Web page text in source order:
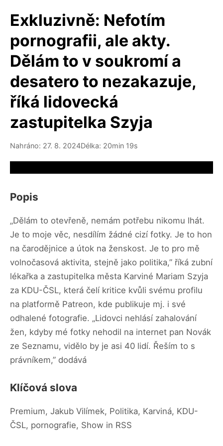
Exkluzivně: Nefotím
pornografii, ale akty.
Dělám to v soukromí a
desatero to nezakazuje,
říká lidovecká
zastupitelka Szyja
Nahráno: 27. 8. 2024Délka: 20min 19s
Popis
„Dělám to otevřeně, nemám potřebu nikomu lhát.
Je to moje věc, nesdílím žádné cizí fotky. Je to hon
na čarodějnice a útok na ženskost. Je to pro mě
volnočasová aktivita, stejně jako politika,” říká zubní
lékařka a zastupitelka města Karviné Mariam Szyja
za KDU-ČSL, která čelí kritice kvůli svému profilu
na platformě Patreon, kde publikuje mj. i své
odhalené fotografie. „Lidovci nehlásí zahalování
žen, kdyby mé fotky nehodil na internet pan Novák
ze Seznamu, vidělo by je asi 40 lidí. Řeším to s
právníkem,” dodává
Klíčová slova
Premium, Jakub Vilímek, Politika, Karviná, KDU-
ČSL, pornografie, Show in RSS